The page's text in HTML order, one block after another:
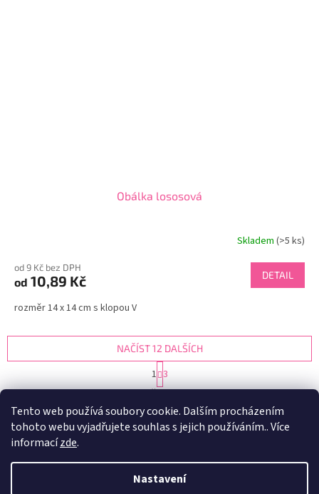
Tento web používá soubory cookie. Dalším procházením
tohoto webu vyjadřujete souhlas s jejich používáním.. Více
informacízde.
Nastavení
Obálka lososová
Skladem (>5 ks)
od 9 Kč bez DPH
od 10,89 Kč DETAIL
rozměr 14 x 14 cm s klopou V
O
l
á
c
í
NAČÍST 12 DALŠÍCH
S
t
r
n
k
á
n
1 3
25položek celkem
NAHORU
Vytvořil Shoptet